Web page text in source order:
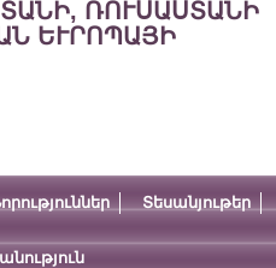
ՌՈՒՍԱՍՏԱՆԻ
ԵՒՐՈՊԱՅԻ
Տեսանյութեր